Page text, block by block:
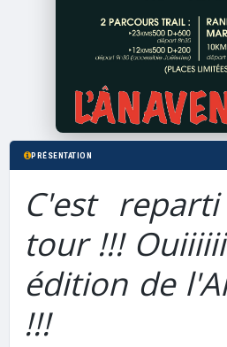
PRÉSENTATION
C'est
tour !!!
édition de
!!!